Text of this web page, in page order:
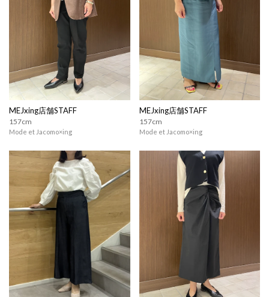
MEJxing店舗STAFF
157cm
Mode et Jacomo×ing
MEJxing店舗STAFF
157cm
Mode et Jacomo×ing